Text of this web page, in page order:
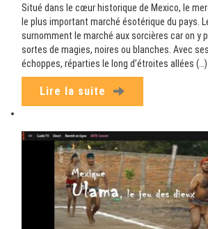
Situé dans le cœur historique de Mexico, le
le plus important marché ésotérique du pays.
surnomment le marché aux sorcières car on y
sortes de magies, noires ou blanches. Avec
échoppes, réparties le long d’étroites allées (…)
Lire la suite